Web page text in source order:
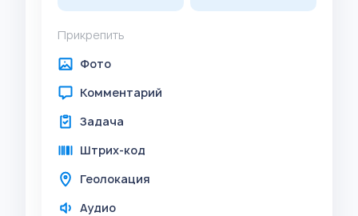
Прикрепить
Фото
Комментарий
Задача
Штрих-код
Геолокация
Аудио